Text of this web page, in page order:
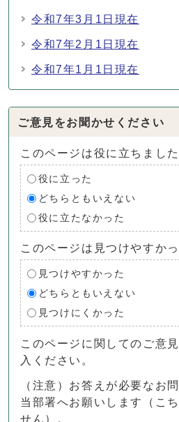
令和7年3月1日現在
令和7年2月1日現在
令和7年1月1日現在
ご意見をお聞かせください
このページは役に立ちました
役に立った
どちらともいえない
役に立たなかった
このページは見つけやすか
見つけやすかった
どちらともいえない
見つけにくかった
このページに関してのご意
入ください。
（注意）お答えが必要なお
当部署へお願いします（こ
せん）。